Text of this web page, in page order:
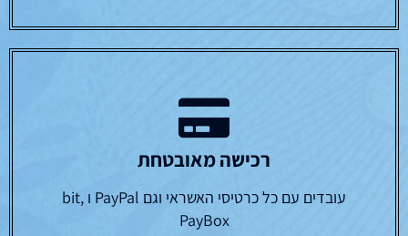
רכישה מאובטחת
עובדים עם כל כרטיסי האשראי וגם PayPal ו bit,
PayBox